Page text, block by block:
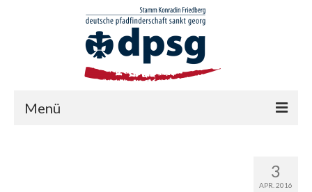
Menü
3
APR. 2016